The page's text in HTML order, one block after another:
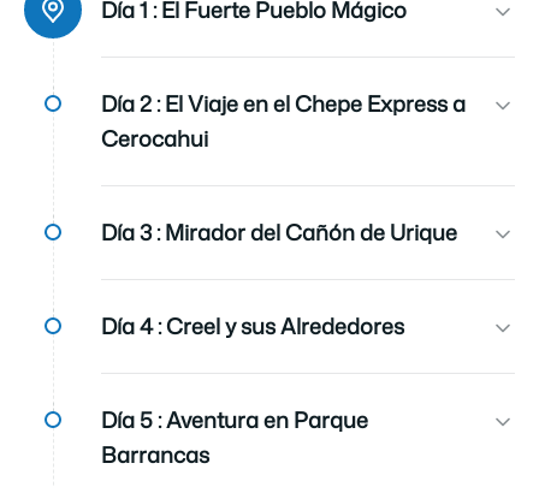
Iidioma
Incluye cobertura de seguro de asistencia (aplican
Todos los traslados, a excepción del recorrido del
Tren Chepe, son en Van, Automóvil o Autobús
dependiendo de la disponibilidad,
En los hoteles de la Sierra Tarahumara NO incluye
WIFI gratis, considera un costo adicional en caso
de requerir el servicio.
Día 1 :El Fuerte Pueblo Mágico
Día 2 :El Viaje en el Chepe Express a
Cerocahui
Día 3 :Mirador del Cañón de Urique
Día 4 :Creel y sus Alrededores
Día 5 :Aventura en Parque
Barrancas